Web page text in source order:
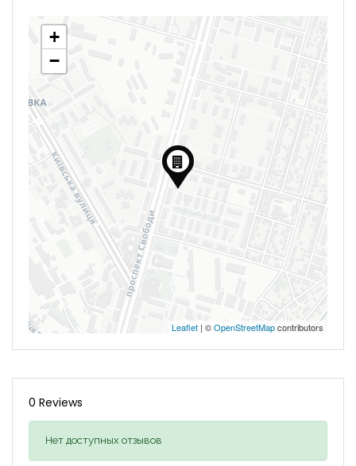
+
−
Leaflet | ©OpenStreetMapcontributors
0 Reviews
Нет доступных отзывов